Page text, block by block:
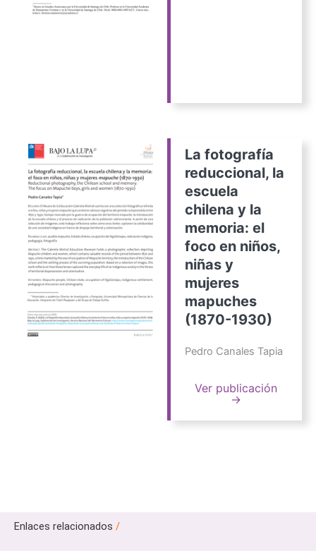
La fotografía
reduccional, la
escuela
chilena y la
memoria: el
foco en niños,
niñas y
mujeres
mapuches
(1870-1930)
Pedro Canales Tapia
Ver publicación
→
Enlaces relacionados /